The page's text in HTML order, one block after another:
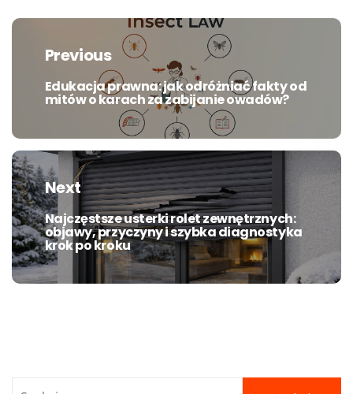
Nawigacja
wpisu
Previous
Previous
post:
Edukacja prawna: jak odróżniać fakty od
mitów o karach za zabijanie owadów?
Next
Next
post:
Najczęstsze usterki rolet zewnętrznych:
objawy, przyczyny i szybka diagnostyka
krok po kroku